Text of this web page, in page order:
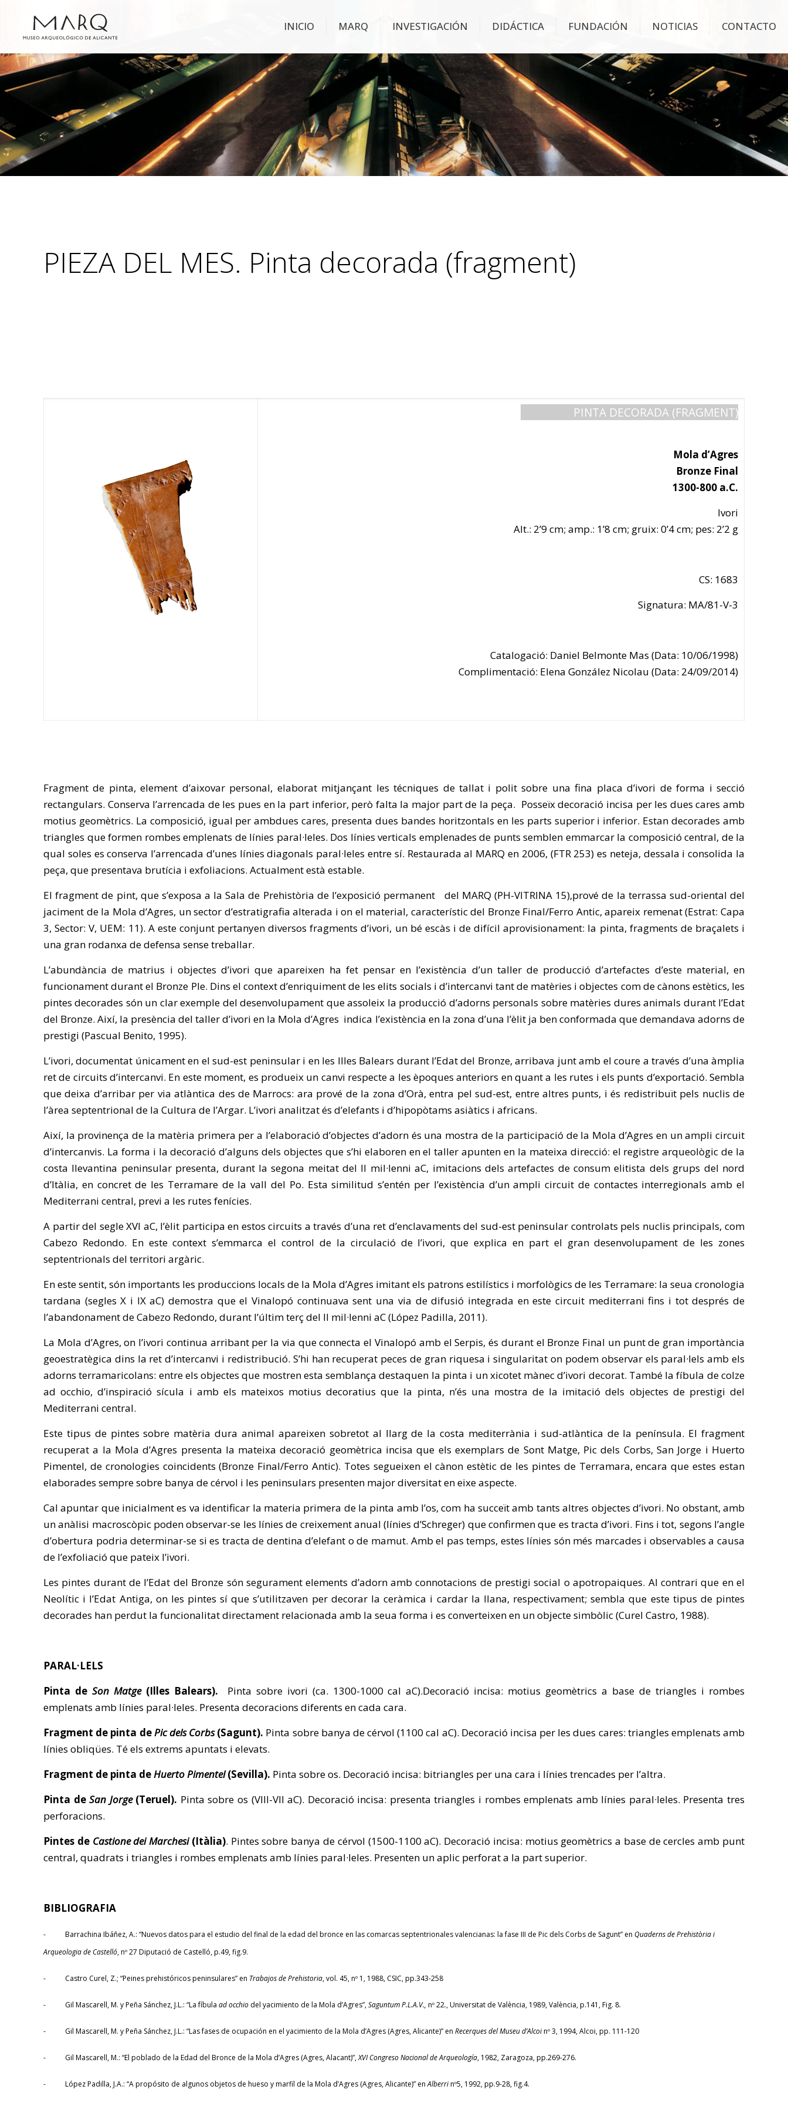
INICIO MARQ INVESTIGACIÓN DIDÁCTICA FUNDACIÓN NOTICIAS CONTACTO
PIEZA DEL MES. Pinta decorada (fragment)
PINTA DECORADA (FRAGMENT)
Mola d’Agres
Bronze Final
1300-800 a.C.
Ivori
Alt.: 2’9 cm; amp.: 1’8 cm; gruix: 0’4 cm; pes: 2’2 g
CS: 1683
Signatura: MA/81-V-3
Catalogació: Daniel Belmonte Mas (Data: 10/06/1998)
Complimentació: Elena González Nicolau (Data: 24/09/2014)
Fragment de pinta, element d’aixovar personal, elaborat mitjançant les técniques de tallat i polit sobre una fina placa d’ivori de forma i secció
rectangulars. Conserva l’arrencada de les pues en la part inferior, però falta la major part de la peça. Posseïx decoració incisa per les dues cares amb
motius geomètrics. La composició, igual per ambdues cares, presenta dues bandes horitzontals en les parts superior i inferior. Estan decorades amb
triangles que formen rombes emplenats de línies paral·leles. Dos línies verticals emplenades de punts semblen emmarcar la composició central, de la
qual soles es conserva l’arrencada d’unes línies diagonals paral·leles entre sí. Restaurada al MARQ en 2006, (FTR 253) es neteja, dessala i consolida la
peça, que presentava brutícia i exfoliacions. Actualment està estable.
El fragment de pint, que s’exposa a la Sala de Prehistòria de l’exposició permanent del MARQ (PH-VITRINA 15),prové de la terrassa sud-oriental del
jaciment de la Mola d’Agres, un sector d’estratigrafia alterada i on el material, característic del Bronze Final/Ferro Antic, apareix remenat (Estrat: Capa
3, Sector: V, UEM: 11). A este conjunt pertanyen diversos fragments d’ivori, un bé escàs i de difícil aprovisionament: la pinta, fragments de braçalets i
una gran rodanxa de defensa sense treballar.
L’abundància de matrius i objectes d’ivori que apareixen ha fet pensar en l’existència d’un taller de producció d’artefactes d’este material, en
funcionament durant el Bronze Ple. Dins el context d’enriquiment de les elits socials i d’intercanvi tant de matèries i objectes com de cànons estètics, les
pintes decorades són un clar exemple del desenvolupament que assoleix la producció d’adorns personals sobre matèries dures animals durant l’Edat
del Bronze. Així, la presència del taller d’ivori en la Mola d’Agres indica l’existència en la zona d’una l’èlit ja ben conformada que demandava adorns de
prestigi (Pascual Benito, 1995).
L’ivori, documentat únicament en el sud-est peninsular i en les Illes Balears durant l’Edat del Bronze, arribava junt amb el coure a través d’una àmplia
ret de circuits d’intercanvi. En este moment, es produeix un canvi respecte a les èpoques anteriors en quant a les rutes i els punts d’exportació. Sembla
que deixa d’arribar per via atlàntica des de Marrocs: ara prové de la zona d’Orà, entra pel sud-est, entre altres punts, i és redistribuït pels nuclis de
l’àrea septentrional de la Cultura de l’Argar. L’ivori analitzat és d’elefants i d’hipopòtams asiàtics i africans.
Així, la provinença de la matèria primera per a l’elaboració d’objectes d’adorn és una mostra de la participació de la Mola d’Agres en un ampli circuit
d’intercanvis. La forma i la decoració d’alguns dels objectes que s’hi elaboren en el taller apunten en la mateixa direcció: el registre arqueològic de la
costa llevantina peninsular presenta, durant la segona meitat del II mil·lenni aC, imitacions dels artefactes de consum elitista dels grups del nord
d’Itàlia, en concret de les Terramare de la vall del Po. Esta similitud s’entén per l’existència d’un ampli circuit de contactes interregionals amb el
Mediterrani central, previ a les rutes fenícies.
A partir del segle XVI aC, l’èlit participa en estos circuits a través d’una ret d’enclavaments del sud-est peninsular controlats pels nuclis principals, com
Cabezo Redondo. En este context s’emmarca el control de la circulació de l’ivori, que explica en part el gran desenvolupament de les zones
septentrionals del territori argàric.
En este sentit, són importants les produccions locals de la Mola d’Agres imitant els patrons estilístics i morfològics de les Terramare: la seua cronologia
tardana (segles X i IX aC) demostra que el Vinalopó continuava sent una via de difusió integrada en este circuit mediterrani fins i tot després de
l’abandonament de Cabezo Redondo, durant l’últim terç del II mil·lenni aC (López Padilla, 2011).
La Mola d’Agres, on l’ivori continua arribant per la via que connecta el Vinalopó amb el Serpis, és durant el Bronze Final un punt de gran importància
geoestratègica dins la ret d’intercanvi i redistribució. S’hi han recuperat peces de gran riquesa i singularitat on podem observar els paral·lels amb els
adorns terramaricolans: entre els objectes que mostren esta semblança destaquen la pinta i un xicotet mànec d’ivori decorat. També la fíbula de colze
ad occhio, d’inspiració sícula i amb els mateixos motius decoratius que la pinta, n’és una mostra de la imitació dels objectes de prestigi del
Mediterrani central.
Este tipus de pintes sobre matèria dura animal apareixen sobretot al llarg de la costa mediterrània i sud-atlàntica de la península. El fragment
recuperat a la Mola d’Agres presenta la mateixa decoració geomètrica incisa que els exemplars de Sont Matge, Pic dels Corbs, San Jorge i Huerto
Pimentel, de cronologies coincidents (Bronze Final/Ferro Antic). Totes segueixen el cànon estètic de les pintes de Terramara, encara que estes estan
elaborades sempre sobre banya de cérvol i les peninsulars presenten major diversitat en eixe aspecte.
Cal apuntar que inicialment es va identificar la materia primera de la pinta amb l’os, com ha succeït amb tants altres objectes d’ivori. No obstant, amb
un anàlisi macroscòpic poden observar-se les línies de creixement anual (línies d’Schreger) que confirmen que es tracta d’ivori. Fins i tot, segons l’angle
d’obertura podria determinar-se si es tracta de dentina d’elefant o de mamut. Amb el pas temps, estes línies són més marcades i observables a causa
de l’exfoliació que pateix l’ivori.
Les pintes durant de l’Edat del Bronze són segurament elements d’adorn amb connotacions de prestigi social o apotropaiques. Al contrari que en el
Neolític i l’Edat Antiga, on les pintes sí que s’utilitzaven per decorar la ceràmica i cardar la llana, respectivament; sembla que este tipus de pintes
decorades han perdut la funcionalitat directament relacionada amb la seua forma i es converteixen en un objecte simbòlic (Curel Castro, 1988).
PARAL·LELS
Pinta de Son Matge(Illes Balears). Pinta sobre ivori (ca. 1300-1000 cal aC).Decoració incisa: motius geomètrics a base de triangles i rombes
emplenats amb línies paral·leles. Presenta decoracions diferents en cada cara.
Fragment de pinta dePic dels Corbs(Sagunt). Pinta sobre banya de cérvol (1100 cal aC). Decoració incisa per les dues cares: triangles emplenats amb
línies obliqües. Té els extrems apuntats i elevats.
Fragment de pinta deHuerto Pimentel(Sevilla). Pinta sobre os. Decoració incisa: bitriangles per una cara i línies trencades per l’altra.
Pinta deSan Jorge(Teruel). Pinta sobre os (VIII-VII aC). Decoració incisa: presenta triangles i rombes emplenats amb línies paral·leles. Presenta tres
perforacions.
Pintes de Castione dei Marchesi(Itàlia). Pintes sobre banya de cérvol (1500-1100 aC). Decoració incisa: motius geomètrics a base de cercles amb punt
central, quadrats i triangles i rombes emplenats amb línies paral·leles. Presenten un aplic perforat a la part superior.
BIBLIOGRAFIA
- Barrachina Ibáñez, A.: “Nuevos datos para el estudio del final de la edad del bronce en las comarcas septentrionales valencianas: la fase III de Pic dels Corbs de Sagunt” en Quaderns de Prehistòria i
Arqueologia de Castelló, nº 27 Diputació de Castelló, p.49, fig.9.
- Castro Curel, Z.; “Peines prehistóricos peninsulares” en Trabajos de Prehistoria, vol. 45, nº 1, 1988, CSIC, pp.343-258
- Gil Mascarell, M. y Peña Sánchez, J.L.: “La fíbula ad occhio del yacimiento de la Mola d’Agres”,Saguntum P.L.A.V., nº 22., Universitat de València, 1989, València, p.141, Fig. 8.
- Gil Mascarell, M. y Peña Sánchez, J.L.: “Las fases de ocupación en el yacimiento de la Mola d’Agres (Agres, Alicante)” en Recerques del Museu d’Alcoinº 3, 1994, Alcoi, pp. 111-120
- Gil Mascarell, M.: “El poblado de la Edad del Bronce de la Mola d’Agres (Agres, Alacant)”,XVI Congreso Nacional de Arqueología, 1982, Zaragoza, pp.269-276.
- López Padilla, J.A.: “A propósito de algunos objetos de hueso y marfil de la Mola d’Agres (Agres, Alicante)” enAlberrinº5, 1992, pp.9-28, fig.4.